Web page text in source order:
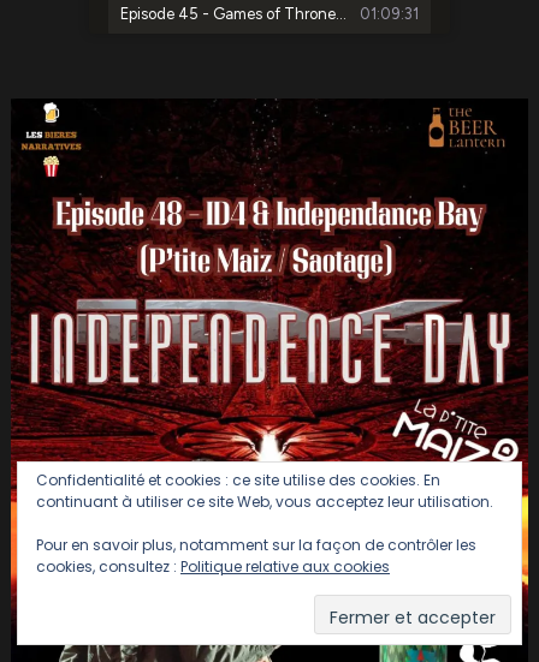
Confidentialité et cookies : ce site utilise des cookies. En
continuant à utiliser ce site Web, vous acceptez leur utilisation.
Pour en savoir plus, notamment sur la façon de contrôler les
cookies, consultez : Politique relative aux cookies